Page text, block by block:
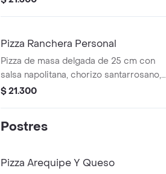
Pizza Ranchera Personal
Pizza de masa delgada de 25 cm con
salsa napolitana, chorizo santarrosano,
jalapeños, nachos y queso mozzarella.
$ 21.300
Postres
Pizza Arequipe Y Queso